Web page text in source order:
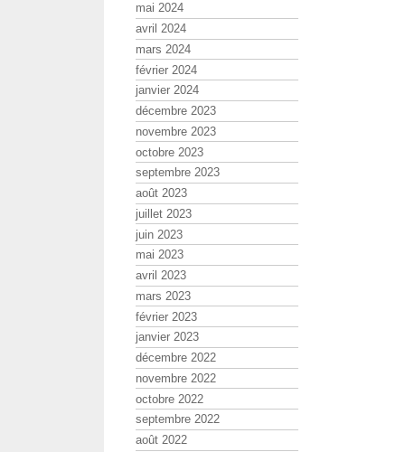
mai 2024
avril 2024
mars 2024
février 2024
janvier 2024
décembre 2023
novembre 2023
octobre 2023
septembre 2023
août 2023
juillet 2023
juin 2023
mai 2023
avril 2023
mars 2023
février 2023
janvier 2023
décembre 2022
novembre 2022
octobre 2022
septembre 2022
août 2022